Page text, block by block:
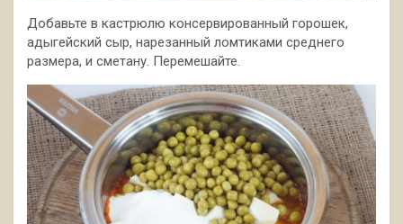
Добавьте в кастрюлю консервированный горошек,
адыгейский сыр, нарезанный ломтиками среднего
размера, и сметану. Перемешайте.